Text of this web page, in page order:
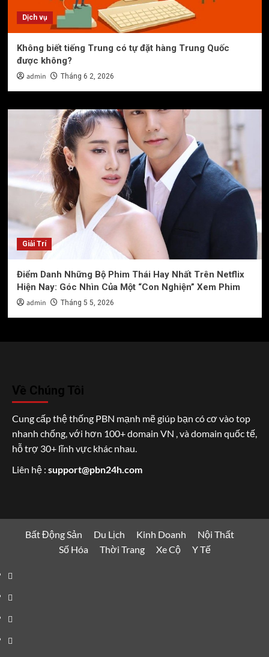
Dịch vụ
Không biết tiếng Trung có tự đặt hàng Trung Quốc
được không?
admin Tháng 6 2, 2026
Giải Trí
Điểm Danh Những Bộ Phim Thái Hay Nhất Trên Netflix
Hiện Nay: Góc Nhìn Của Một “Con Nghiện” Xem Phim
admin Tháng 5 5, 2026
Về Chúng Tôi
Cung cấp thệ thống PBN mạnh mẽ giúp bạn có cơ vào top
nhanh chống, với hơn 100+ domain VN , và domain quốc tế,
hỗ trợ 30+ lĩnh vực khác nhau.
Liên hệ : support@pbn24h.com
Bất Động Sản Du Lịch Kinh Doanh
Nội Thất
Số Hóa
Thời Trang Xe Cộ Y Tế
Bất
Động
Sản
Du
Lịch
Kinh
Doanh
Nội